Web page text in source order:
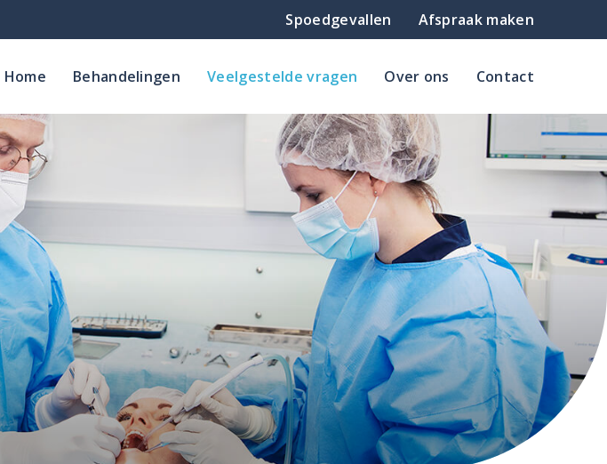
Spoedgevallen Afspraak maken
Home Behandelingen Veelgestelde vragen Over ons Contact